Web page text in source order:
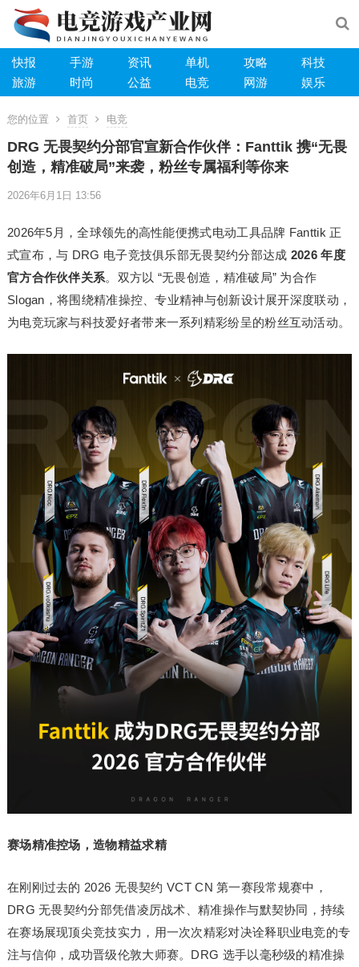
快报 手游 资讯 单机 攻略
科技
旅游
时尚 公益 电竞 网游 娱乐
您的位置 首页 电竞
DRG 无畏契约分部官宣新合作伙伴：Fanttik 携“无畏
创造，精准破局”来袭，粉丝专属福利等你来
2026年6月1日 13:56
2026年5月，全球领先的高性能便携式电动工具品牌 Fanttik 正
式宣布，与 DRG 电子竞技俱乐部无畏契约分部达成 2026 年度
官方合作伙伴关系。双方以 “无畏创造，精准破局” 为合作
Slogan，将围绕精准操控、专业精神与创新设计展开深度联动，
为电竞玩家与科技爱好者带来一系列精彩纷呈的粉丝互动活动。
赛场精准控场，造物精益求精
在刚刚过去的 2026 无畏契约 VCT CN 第一赛段常规赛中，
DRG 无畏契约分部凭借凌厉战术、精准操作与默契协同，持续
在赛场展现顶尖竞技实力，用一次次精彩对决诠释职业电竞的专
注与信仰，成功晋级伦敦大师赛。DRG 选手以毫秒级的精准操